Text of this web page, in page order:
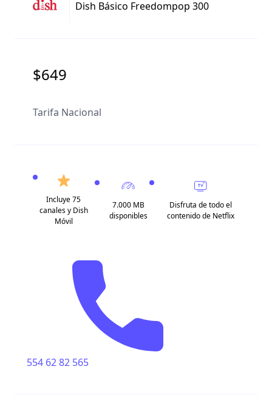
Dish Básico Freedompop 300
$649
Tarifa Nacional
Incluye 75
canales y Dish
Móvil
7.000 MB
disponibles
Disfruta de todo el
contenido de Netflix
554 62 82 565